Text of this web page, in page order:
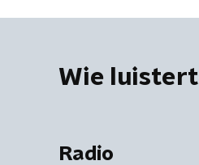
Wie luistert
Radio